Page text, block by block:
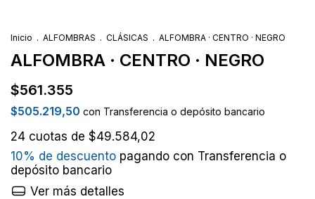
Inicio . ALFOMBRAS . CLÁSICAS . ALFOMBRA · CENTRO · NEGRO
ALFOMBRA · CENTRO · NEGRO
$561.355
$505.219,50 con Transferencia o depósito bancario
24 cuotas de $49.584,02
10% de descuento pagando con Transferencia o
depósito bancario
Ver más detalles